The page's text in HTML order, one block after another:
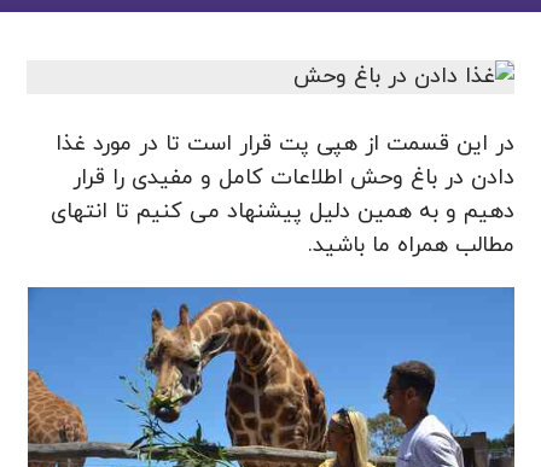
در این قسمت از هپی پت قرار است تا در مورد غذا
دادن در باغ وحش اطلاعات کامل و مفیدی را قرار
دهیم و به همین دلیل پیشنهاد می کنیم تا انتهای
مطالب همراه ما باشید.